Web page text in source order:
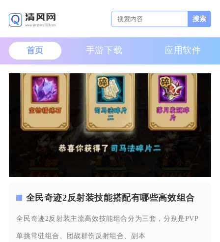
搜索
首页 手游下载 应用软件
全民奇迹2反射装技能搭配有哪些高效组合
全民奇迹2反射装主流高效技能组合分为三套，分别是PVP
单挑常驻组合、团战群伤反射组合、副本